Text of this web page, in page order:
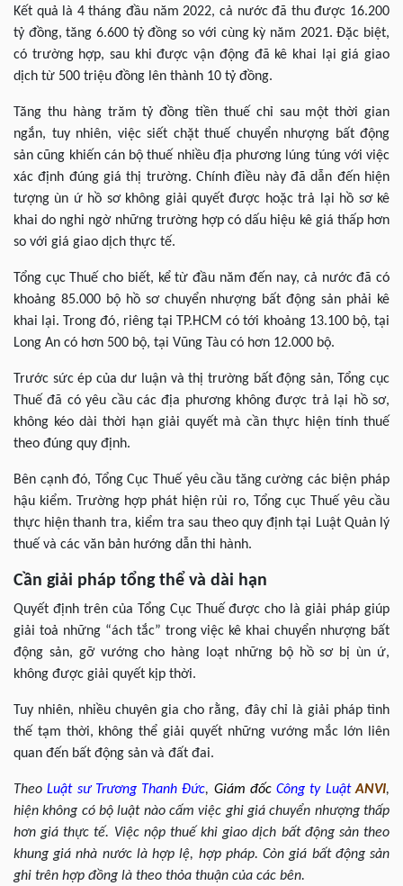
Kết quả là 4 tháng đầu năm 2022, cả nước đã thu được 16.200
tỷ đồng, tăng 6.600 tỷ đồng so với cùng kỳ năm 2021. Đặc biệt,
có trường hợp, sau khi được vận động đã kê khai lại giá giao
dịch từ 500 triệu đồng lên thành 10 tỷ đồng.
Tăng thu hàng trăm tỷ đồng tiền thuế chỉ sau một thời gian
ngắn, tuy nhiên, việc siết chặt thuế chuyển nhượng bất động
sản cũng khiến cán bộ thuế nhiều địa phương lúng túng với việc
xác định đúng giá thị trường. Chính điều này đã dẫn đến hiện
tượng ùn ứ hồ sơ không giải quyết được hoặc trả lại hồ sơ kê
khai do nghi ngờ những trường hợp có dấu hiệu kê giá thấp hơn
so với giá giao dịch thực tế.
Tổng cục Thuế cho biết, kể từ đầu năm đến nay, cả nước đã có
khoảng 85.000 bộ hồ sơ chuyển nhượng bất động sản phải kê
khai lại. Trong đó, riêng tại TP.HCM có tới khoảng 13.100 bộ, tại
Long An có hơn 500 bộ, tại Vũng Tàu có hơn 12.000 bộ.
Trước sức ép của dư luận và thị trường bất động sản, Tổng cục
Thuế đã có yêu cầu các địa phương không được trả lại hồ sơ,
không kéo dài thời hạn giải quyết mà cần thực hiện tính thuế
theo đúng quy định.
Bên cạnh đó, Tổng Cục Thuế yêu cầu tăng cường các biện pháp
hậu kiểm. Trường hợp phát hiện rủi ro, Tổng cục Thuế yêu cầu
thực hiện thanh tra, kiểm tra sau theo quy định tại Luật Quản lý
thuế và các văn bản hướng dẫn thi hành.
Cần giải pháp tổng thể và dài hạn
Quyết định trên của Tổng Cục Thuế được cho là giải pháp giúp
giải toả những “ách tắc” trong việc kê khai chuyển nhượng bất
động sản, gỡ vướng cho hàng loạt những bộ hồ sơ bị ùn ứ,
không được giải quyết kịp thời.
Tuy nhiên, nhiều chuyên gia cho rằng, đây chỉ là giải pháp tình
thế tạm thời, không thể giải quyết những vướng mắc lớn liên
quan đến bất động sản và đất đai.
TheoLuật sư Trương Thanh Đức, Giám đốcCông ty Luật ANVI,
hiện không có bộ luật nào cấm việc ghi giá chuyển nhượng thấp
hơn giá thực tế. Việc nộp thuế khi giao dịch bất động sản theo
khung giá nhà nước là hợp lệ, hợp pháp. Còn giá bất động sản
ghi trên hợp đồng là theo thỏa thuận của các bên.